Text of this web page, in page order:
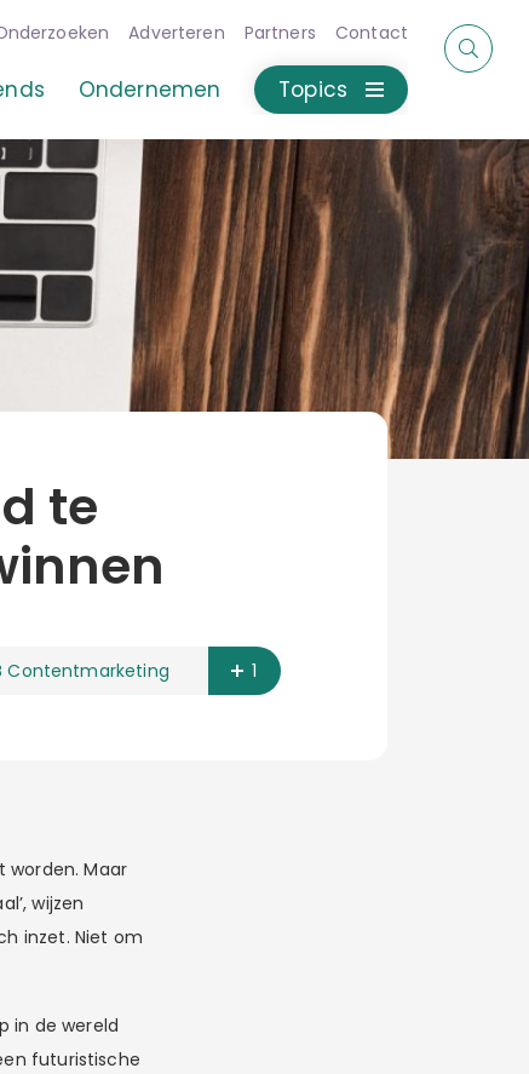
Adverteren Partners Contact
Ondernemen Topics
te
Contentmarketing 1
worden. Maar
wijzen
inzet. Niet om
in de wereld
futuristische